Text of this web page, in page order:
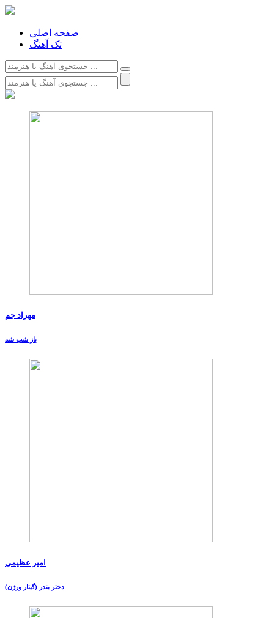
صفحه اصلی
تک آهنگ
مهراد جم
باز شب شد
امیر عظیمی
دختر بندر (گیتار ورژن)